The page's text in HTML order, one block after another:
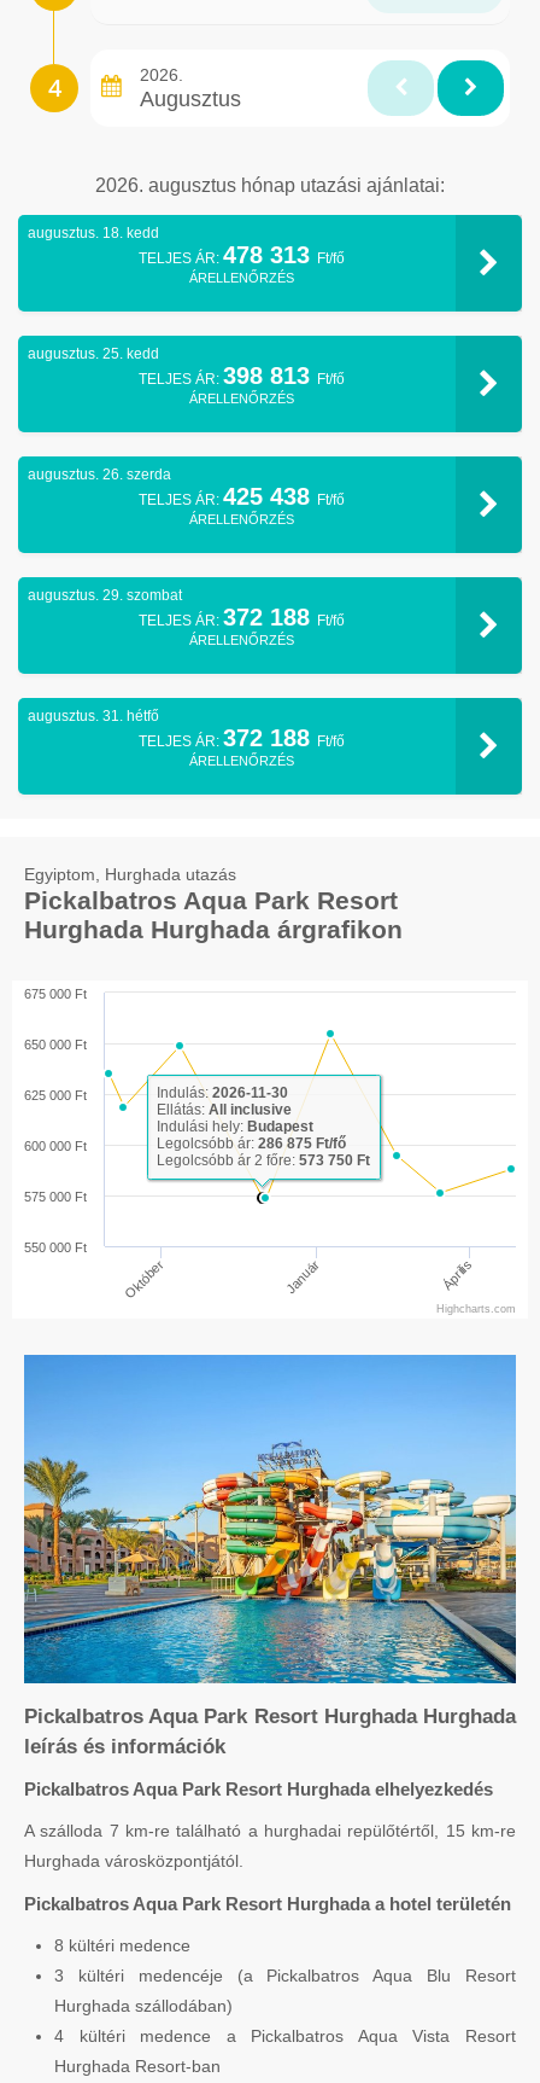
2026.
Augusztus
2026. augusztus hónap utazási ajánlatai:
augusztus. 18. kedd
TELJES ÁR: 478 313 Ft/fő
ÁRELLENŐRZÉS
augusztus. 25. kedd
TELJES ÁR: 398 813 Ft/fő
ÁRELLENŐRZÉS
augusztus. 26. szerda
TELJES ÁR: 425 438 Ft/fő
ÁRELLENŐRZÉS
augusztus. 29. szombat
TELJES ÁR: 372 188 Ft/fő
ÁRELLENŐRZÉS
augusztus. 31. hétfő
TELJES ÁR: 372 188 Ft/fő
ÁRELLENŐRZÉS
Egyiptom, Hurghada utazás
Pickalbatros Aqua Park Resort
Hurghada Hurghada árgrafikon
Január
Október Április
550 000 Ft
575 000 Ft
600 000 Ft
625 000 Ft
650 000 Ft
675 000 Ft
Highcharts.com
Indulás: 2026-11-30
Ellátás: All inclusive
Indulási hely: Budapest
Legolcsóbb ár: 286 875 Ft/fő
Legolcsóbb ár 2 főre: 573 750 Ft
Pickalbatros Aqua Park Resort Hurghada Hurghada
leírás és információk
Pickalbatros Aqua Park Resort Hurghada elhelyezkedés
A szálloda 7 km-re található a hurghadai repülőtértől, 15 km-re
Hurghada városközpontjától.
Pickalbatros Aqua Park Resort Hurghada a hotel területén
8 kültéri medence
3 kültéri medencéje (a Pickalbatros Aqua Blu Resort
Hurghada szállodában)
4 kültéri medence a Pickalbatros Aqua Vista Resort
Hurghada Resort-ban